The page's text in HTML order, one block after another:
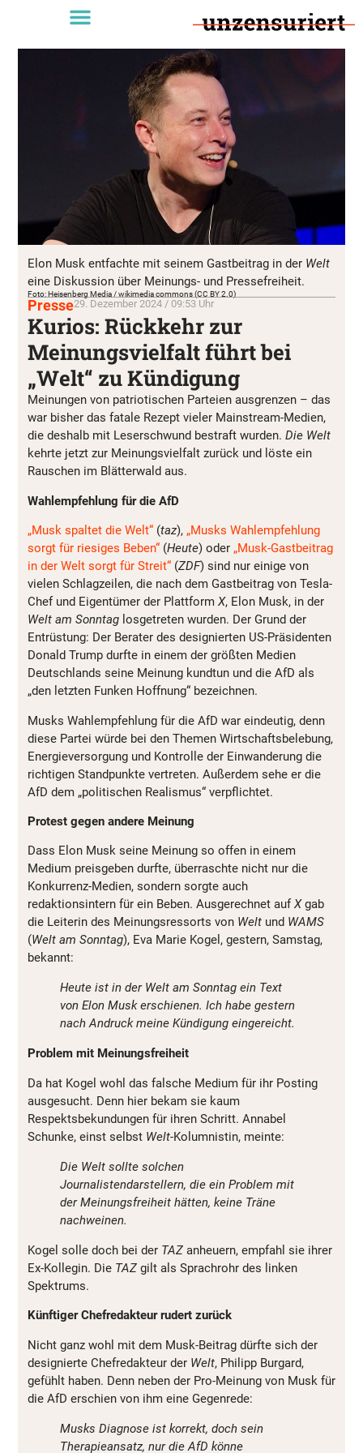
Elon Musk entfachte mit seinem Gastbeitrag in der Welt
eine Diskussion über Meinungs- und Pressefreiheit.
Foto: Heisenberg Media / wikimedia commons (CC BY 2.0)
Presse29. Dezember 2024 / 09:53 Uhr
Kurios: Rückkehr zur
Meinungsvielfalt führt bei
„Welt“ zu Kündigung
Meinungen von patriotischen Parteien ausgrenzen – das
war bisher das fatale Rezept vieler Mainstream-Medien,
die deshalb mit Leserschwund bestraft wurden. Die Welt
kehrte jetzt zur Meinungsvielfalt zurück und löste ein
Rauschen im Blätterwald aus.
Wahlempfehlung für die AfD
„Musk spaltet die Welt“ (taz), „Musks Wahlempfehlung
sorgt für riesiges Beben“ (Heute) oder „Musk-Gastbeitrag
in der Welt sorgt für Streit“ (ZDF) sind nur einige von
vielen Schlagzeilen, die nach dem Gastbeitrag von Tesla-
Chef und Eigentümer der Plattform X, Elon Musk, in der
Welt am Sonntag losgetreten wurden. Der Grund der
Entrüstung: Der Berater des designierten US-Präsidenten
Donald Trump durfte in einem der größten Medien
Deutschlands seine Meinung kundtun und die AfD als
„den letzten Funken Hoffnung“ bezeichnen.
Musks Wahlempfehlung für die AfD war eindeutig, denn
diese Partei würde bei den Themen Wirtschaftsbelebung,
Energieversorgung und Kontrolle der Einwanderung die
richtigen Standpunkte vertreten. Außerdem sehe er die
AfD dem „politischen Realismus“ verpflichtet.
Protest gegen andere Meinung
Dass Elon Musk seine Meinung so offen in einem
Medium preisgeben durfte, überraschte nicht nur die
Konkurrenz-Medien, sondern sorgte auch
redaktionsintern für ein Beben. Ausgerechnet auf Xgab
die Leiterin des Meinungsressorts von Welt und WAMS
(Welt am Sonntag), Eva Marie Kogel, gestern, Samstag,
bekannt:
Heute ist in der Welt am Sonntag ein Text
von Elon Musk erschienen. Ich habe gestern
nach Andruck meine Kündigung eingereicht.
Problem mit Meinungsfreiheit
Da hat Kogel wohl das falsche Medium für ihr Posting
ausgesucht. Denn hier bekam sie kaum
Respektsbekundungen für ihren Schritt. Annabel
Schunke, einst selbst Welt-Kolumnistin, meinte:
Die Welt sollte solchen
Journalistendarstellern, die ein Problem mit
der Meinungsfreiheit hätten, keine Träne
nachweinen.
Kogel solle doch bei der TAZ anheuern, empfahl sie ihrer
Ex-Kollegin. Die TAZ gilt als Sprachrohr des linken
Spektrums.
Künftiger Chefredakteur rudert zurück
Nicht ganz wohl mit dem Musk-Beitrag dürfte sich der
designierte Chefredakteur der Welt, Philipp Burgard,
gefühlt haben. Denn neben der Pro-Meinung von Musk für
die AfD erschien von ihm eine Gegenrede:
Musks Diagnose ist korrekt, doch sein
Therapieansatz, nur die AfD könne